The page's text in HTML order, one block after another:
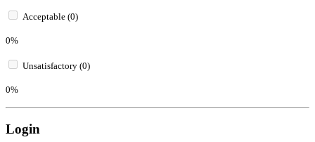
Acceptable (0)
0%
Unsatisfactory (0)
0%
Login